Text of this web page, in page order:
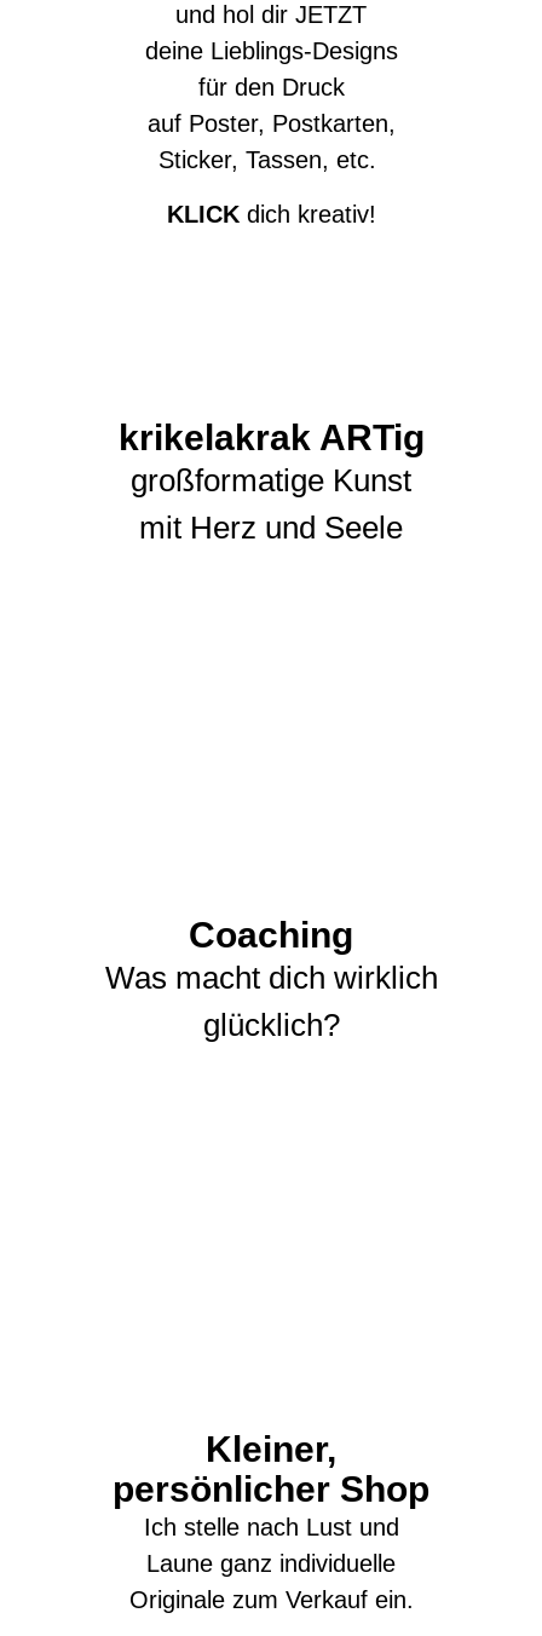
und hol dir JETZT
deine Lieblings-Designs
für den Druck
auf Poster, Postkarten,
Sticker, Tassen, etc.
KLICKdich kreativ!
krikelakrak ARTig
großformatige Kunst
mit Herz und Seele
Coaching
Was macht dich wirklich
glücklich?
Kleiner,
persönlicher Shop
Ich stelle nach Lust und
Laune ganz individuelle
Originale zum Verkauf ein.